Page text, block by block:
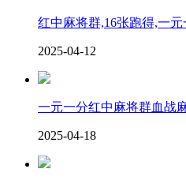
红中麻将群,16张跑得,一
2025-04-12
一元一分红中麻将群血战
2025-04-18